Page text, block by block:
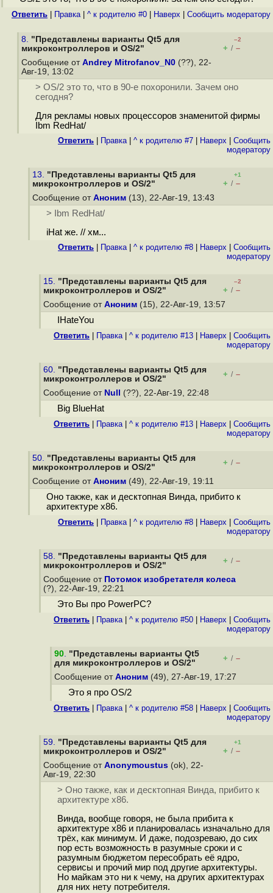
Ответить Правка| ^ к родителю #0 Наверх Cообщить модератору
8. "Представлены варианты Qt5 для
микроконтроллеров и OS/2"
–2
+ / –
Сообщение от Andrey Mitrofanov_N0 (??), 22-
Авг-19, 13:02
> OS/2 это то, что в 90-е похоронили. Зачем оно
сегодня?
Для рекламы новых процессоров знаменитой фирмы
Ibm RedHat/
Ответить Правка| ^ к родителю #7 Наверх
Cообщить
модератору
13. "Представлены варианты Qt5 для
микроконтроллеров и OS/2"
+1
+ / –
Сообщение от Аноним (13), 22-Авг-19, 13:43
> Ibm RedHat/
iHat же. // хм...
Ответить Правка| ^ к родителю #8 Наверх
Cообщить
модератору
15. "Представлены варианты Qt5 для
микроконтроллеров и OS/2"
–2
+ / –
Сообщение от Аноним (15), 22-Авг-19, 13:57
IHateYou
Ответить Правка| ^ к родителю #13 Наверх
Cообщить
модератору
60. "Представлены варианты Qt5 для
микроконтроллеров и OS/2"
+ / –
Сообщение от Null (??), 22-Авг-19, 22:48
Big BlueHat
Ответить Правка| ^ к родителю #13 Наверх
Cообщить
модератору
50. "Представлены варианты Qt5 для
микроконтроллеров и OS/2"
+ / –
Сообщение от Аноним (49), 22-Авг-19, 19:11
Оно также, как и десктопная Винда, прибито к
архитектуре x86.
Ответить Правка| ^ к родителю #8 Наверх
Cообщить
модератору
58. "Представлены варианты Qt5 для
микроконтроллеров и OS/2"
+ / –
Сообщение от Потомок изобретателя колеса
(?), 22-Авг-19, 22:21
Это Вы про PowerPC?
Ответить Правка| ^ к родителю #50 Наверх
Cообщить
модератору
90. "Представлены варианты Qt5
для микроконтроллеров и OS/2"
+ / –
Сообщение от Аноним (49), 27-Авг-19, 17:27
Это я про OS/2
Ответить Правка| ^ к родителю #58 Наверх
Cообщить
модератору
59. "Представлены варианты Qt5 для
микроконтроллеров и OS/2"
+1
+ / –
Сообщение от Anonymoustus (ok), 22-
Авг-19, 22:30
> Оно также, как и десктопная Винда, прибито к
архитектуре x86.
Винда, вообще говоря, не была прибита к
архитектуре x86 и планировалась изначально для
трёх, как минимум. И даже, подозреваю, до сих
пор есть возможность в разумные сроки и с
разумным бюджетом пересобрать её ядро,
сервисы и прочий мир под другие архитектуры.
Но майкам это ни к чему, на других архитектурах
для них нету потребителя.